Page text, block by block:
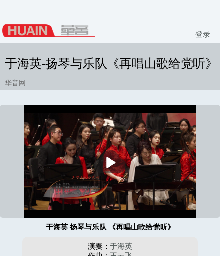
登录
于海英-扬琴与乐队《再唱山歌给党听》
华音网
播
放
于海英 扬琴与乐队 《再唱山歌给党听》
演奏： 于海英